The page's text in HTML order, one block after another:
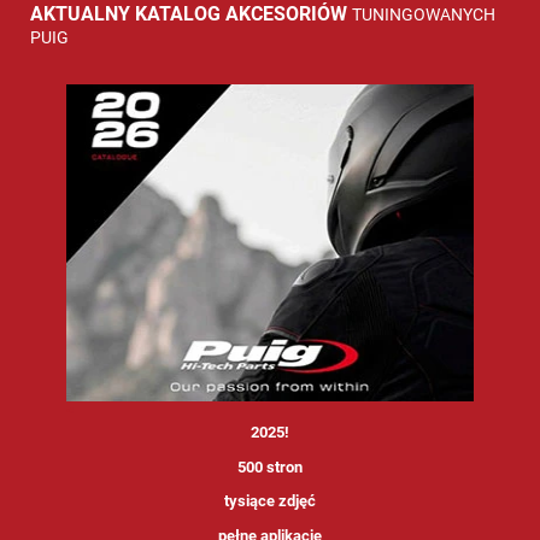
AKTUALNY KATALOG AKCESORIÓW TUNINGOWANYCH
PUIG
2025!
500 stron
tysiące zdjęć
pełne aplikacje